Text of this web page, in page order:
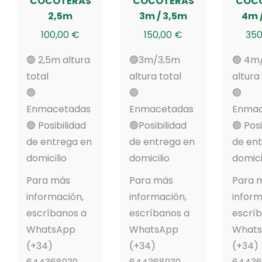
2,5m
100,00 €
🟢 2,5m altura
total
🟢
Enmacetadas
🟢 Posibilidad
de entrega en
domicilio
Para más
información,
escríbanos a
WhatsApp
(+34)
3m / 3,5m
150,00 €
🟢3m/3,5m
altura total
🟢
Enmacetadas
🟢Posibilidad
de entrega en
domicilio
Para más
información,
escríbanos a
WhatsApp
(+34)
4m
🟢
🟢
🟢
de
Para
(+34)